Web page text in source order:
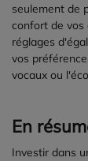
seulement de
confort de vos
réglages
vos
vocaux ou
En
Investir dans